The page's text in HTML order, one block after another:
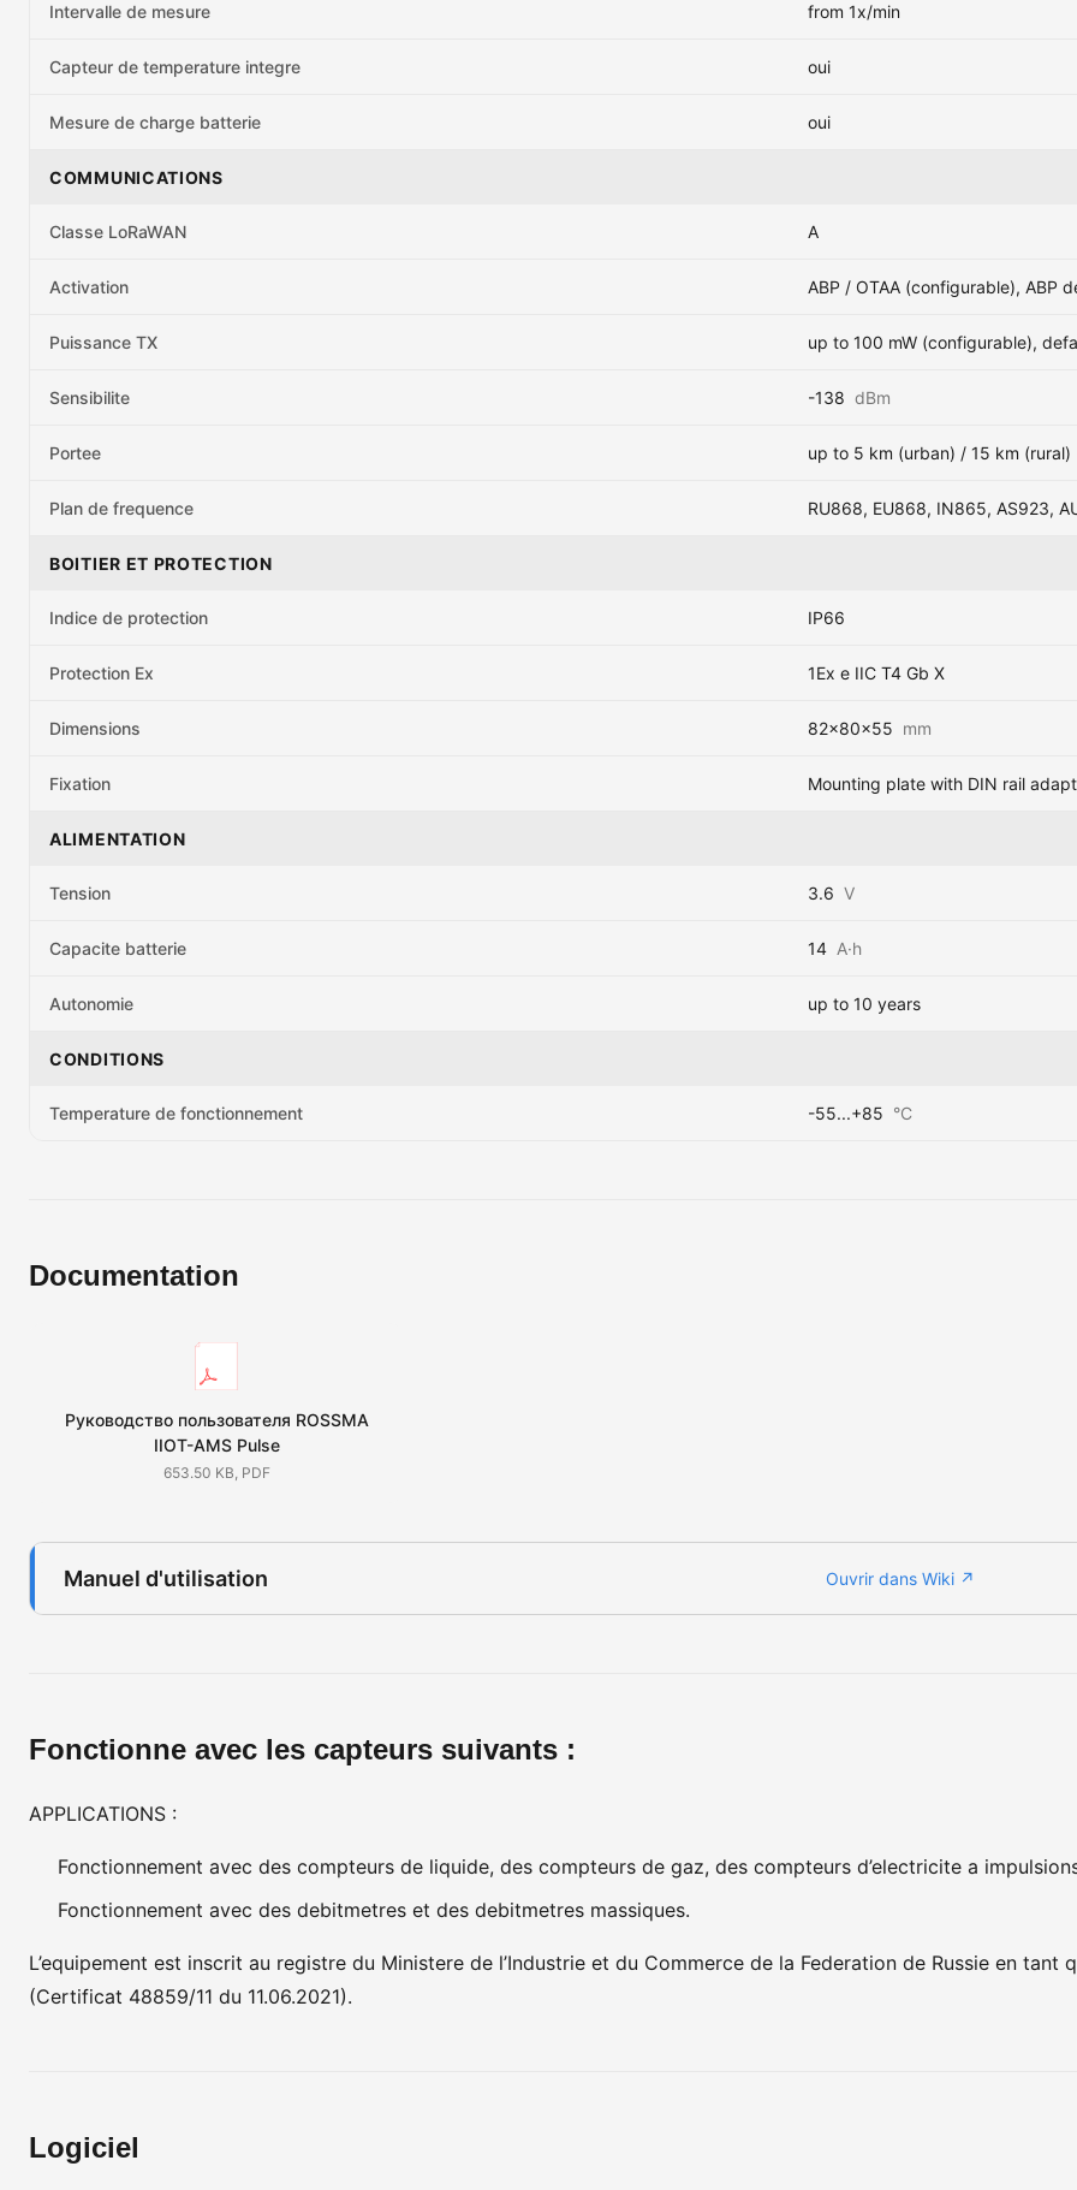
Intervalle de mesure from 1x/min
Capteur de temperature integre oui
Mesure de charge batterie oui
COMMUNICATIONS
Classe LoRaWAN A
Activation ABP / OTAA (configurable), ABP
Puissance TX up to 100 mW (configurable),
Sensibilite -138 dBm
Portee up to 5 km (urban) / 15 km (rural)
Plan de frequence RU868, EU868, IN865, AS923,
BOITIER ET PROTECTION
Indice de protection IP66
Protection Ex 1Ex e IIC T4 Gb X
Dimensions 82x80x55 mm
Fixation Mounting plate with DIN rail
ALIMENTATION
Tension 3.6 V
Capacite batterie 14 A·h
Autonomie up to 10 years
CONDITIONS
Temperature de fonctionnement -55...+85 °C
Documentation
Руководство пользователя ROSSMA
IIOT-AMS Pulse
653.50 KB, PDF
Manuel d'utilisation Ouvrir dans Wiki ↗
Fonctionne avec les capteurs suivants :
APPLICATIONS :
Fonctionnement avec des compteurs de liquide, des compteurs de gaz, des compteurs d’electricite a
Fonctionnement avec des debitmetres et des debitmetres massiques.
L’equipement est inscrit au registre du Ministere de l’Industrie et du Commerce de la Federation de Russie en tant
(Certificat 48859/11 du 11.06.2021).
Logiciel